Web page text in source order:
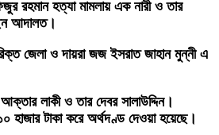
রহমান হত্যা মামলায় এক নারী ও তার
আদালত।
জেলা ও দায়রা জজ ইসরাত জাহান মুন্নী এ
লাকী ও তার দেবর সালাউদ্দিন।
হাজার টাকা করে অর্থদণ্ড দেওয়া হয়েছে।